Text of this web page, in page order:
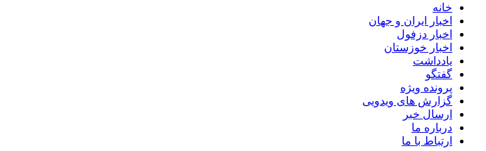
خانه
اخبار ایران و جهان
اخبار دزفول
اخبار خوزستان
یادداشت
گفتگو
پرونده ویژه
گزارش های ویدویی
ارسال خبر
درباره ما
ارتباط با ما